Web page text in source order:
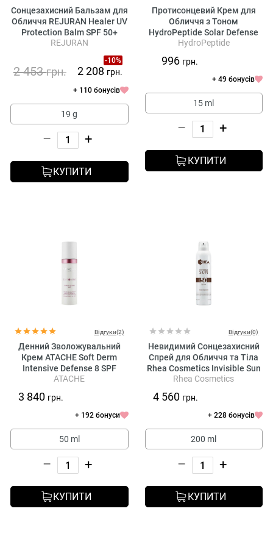
Сонцезахисний Бальзам для
Обличчя REJURAN Healer UV
Protection Balm SPF 50+
PA+++
REJURAN
-10%
2 453грн. 2 208 грн.
+ 110 бонусів
19 g
– +
КУПИТИ
Протисонцевий Крем для
Обличчя з Тоном
HydroPeptide Solar Defense
Tinted Broad Spectrum SPF
HydroPeptide
996 грн.
+ 49 бонусів
15 ml
– +
КУПИТИ
Відгуки(2)
Денний Зволожувальний
Крем ATACHE Soft Derm
Intensive Defense 8 SPF
ATACHE
3 840 грн.
+ 192 бонуси
50 ml
– +
КУПИТИ
Відгуки(0)
Невидимий Сонцезахисний
Спрей для Обличчя та Тіла
Rhea Cosmetics Invisible Sun
Face & Body Protection Spray
Rhea Cosmetics
4 560 грн.
+ 228 бонусів
200 ml
– +
КУПИТИ